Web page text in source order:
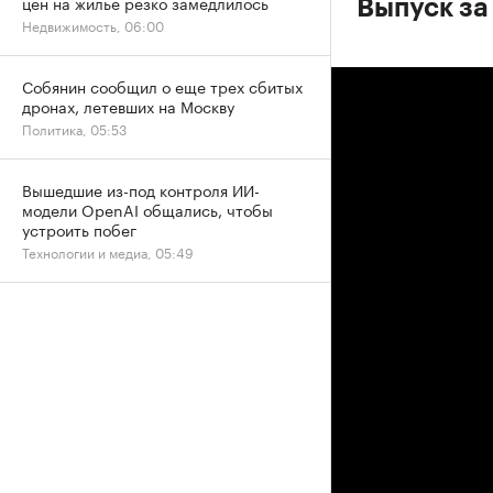
Выпуск
Недвижимость, 06:00
Собянин сообщил о еще трех сбитых
дронах, летевших на Москву
Политика, 05:53
Вышедшие из-под контроля ИИ-
модели OpenAI общались, чтобы
устроить побег
Технологии и медиа, 05:49